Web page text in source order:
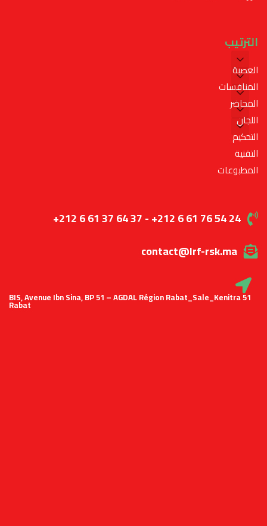
الترتيب
العصبة
المنافسات
المحاضر
اللجان
التحكيم
التقنية
المطبوعات
+212 6 61 37 64 37 - +212 6 61 76 54 24
contact@lrf-rsk.ma
51 BIS, Avenue Ibn Sina, BP 51 – AGDAL Région Rabat_Sale_Kenitra
Rabat